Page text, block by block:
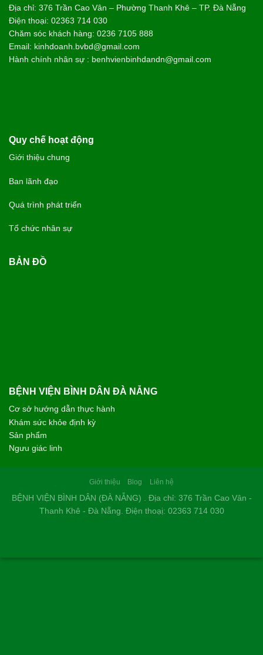
Địa chỉ: 376 Trần Cao Vân – Phường Thanh Khê – TP. Đà Nẵng
Điện thoại: 02363 714 030
Chăm sóc khách hàng: 0236 7105 888
Email: kinhdoanh.bvbd@gmail.com
Hành chính nhân sự : benhvienbinhdandn@gmail.com
Quy chế hoạt động
Giới thiệu chung
Ban lãnh đạo
Quá trình phát triển
Tổ chức nhân sự
BẢN ĐỒ
BỆNH VIỆN BÌNH DÂN ĐÀ NẴNG
Cơ sở hướng dẫn thực hành
Khám sức khỏe định kỳ
Sản phẩm
Ngưu giác linh
Giới thiệu Blog Liên hệ
BỆNH VIỆN BÌNH DÂN (ĐÀ NẴNG) . Địa chỉ: 376 Trần Cao Vân -
Thanh Khê - Đà Nẵng. Điện thoạị: 02363 714 030